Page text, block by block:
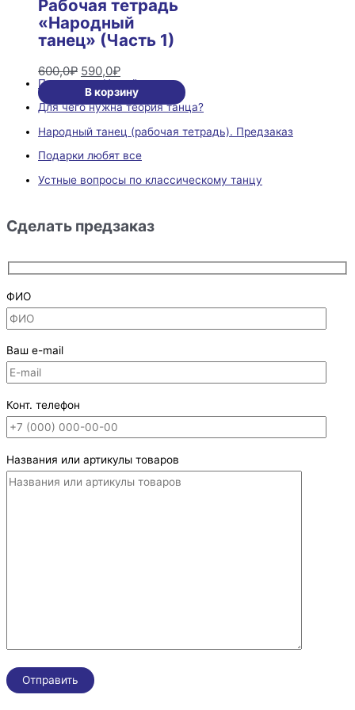
Рабочая тетрадь
«Народный
танец» (Часть 1)
600,0₽
составляла
600,0₽.
590,0₽
590,0₽.
В корзину
Подарки на Новый год
Для чего нужна теория танца?
Народный танец (рабочая тетрадь). Предзаказ
Подарки любят все
Устные вопросы по классическому танцу
Сделать предзаказ
ФИО
Ваш e-mail
Конт. телефон
Названия или артикулы товаров